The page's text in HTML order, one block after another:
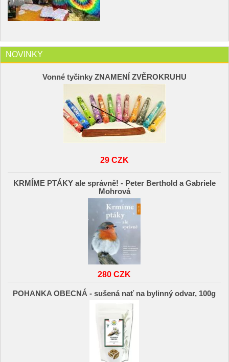
NOVINKY
Vonné tyčinky ZNAMENÍ ZVĚROKRUHU
29 CZK
KRMÍME PTÁKY ale správně! - Peter Berthold a Gabriele
Mohrová
280 CZK
POHANKA OBECNÁ - sušená nať na bylinný odvar, 100g